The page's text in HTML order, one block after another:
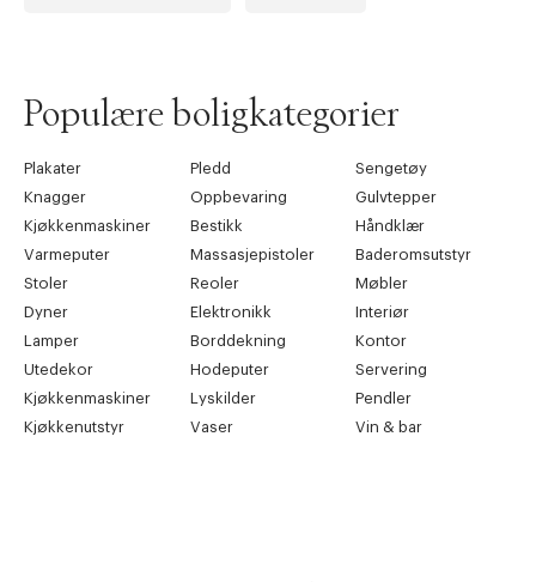
Populære boligkategorier
Plakater Pledd
Sengetøy
Knagger
Oppbevaring
Gulvtepper
Kjøkkenmaskiner
Bestikk
Håndklær
Varmeputer
Massasjepistoler
Baderomsutstyr
Stoler
Reoler
Møbler
Dyner
Elektronikk
Interiør
Lamper
Borddekning
Kontor
Utedekor
Hodeputer
Servering
Kjøkkenmaskiner
Lyskilder
Pendler
Kjøkkenutstyr
Vaser Vin & bar